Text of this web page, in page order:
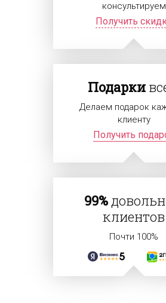
консультируем
Получить
Подарки
Делаем подарок
клиенту
Получить
99%
клиентов
Почти 100%